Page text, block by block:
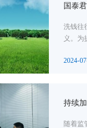
国泰
洗钱往
义。为
2024-
持续
随着监